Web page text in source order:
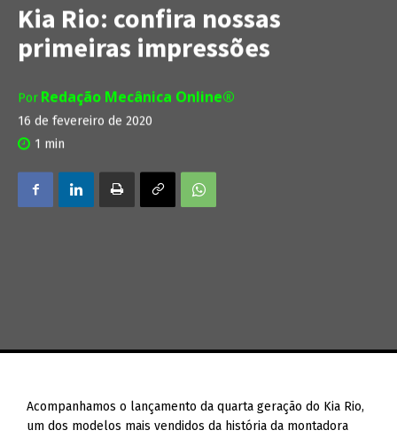
Kia Rio: confira nossas
primeiras impressões
Por Redação Mecânica Online®
16 de fevereiro de 2020
1 min
Acompanhamos o lançamento da quarta geração do Kia Rio,
um dos modelos mais vendidos da história da montadora